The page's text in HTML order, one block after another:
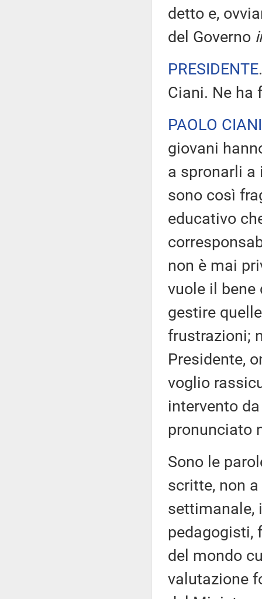
detto e,
del Governo
PRESIDENTE
Ciani. Ne ha
PAOLO CIANI
giovani
a spronarli a
sono così
educativo
non è mai
vuole il bene
gestire
frustrazioni;
Presidente,
voglio
intervento
pronunciato
Sono le
scritte, non
settimanale,
pedagogisti,
del mondo
valutazione